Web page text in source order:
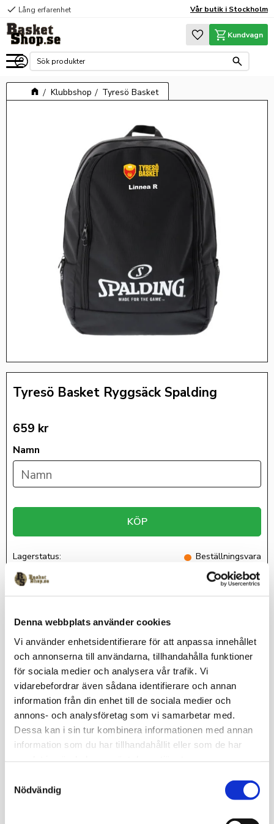
Denna webbplats använder cookies
Vi använder enhetsidentifierare för att anpassa innehållet
och annonserna till användarna, tillhandahålla funktioner
för sociala medier och analysera vår trafik. Vi
vidarebefordrar även sådana identifierare och annan
information från din enhet till de sociala medier och
annons- och analysföretag som vi samarbetar med.
Dessa kan i sin tur kombinera informationen med annan
information som du har tillhandahållit eller som de har
Nödvändig
Meny
check Lång erfarenhet Vår butik i Stockholm
Favoriter
Kundvagn
Klubbshop Tyresö Basket
Tyresö Basket Ryggsäck Spalding
659 kr
KÖP
Namn
Lagerstatus
Beställningsvara
Artikelnr
9-1-TY
Spalding
Snygg, rymlig och praktisk basketryggsäck från
Spalding.Ryggsäcken har ett stort huvudfack, två st sidfickor i
mesh och ett bollfack fram som rymmer din basketboll oavsett
storlek på bollen. Total volym: Ca 50 liter Inklusive Tyresö
Baskets klubbmärke och Namn på locket. Leveranstid: Ca 3
veckor för kläder med klubbtryck.
Omdömen